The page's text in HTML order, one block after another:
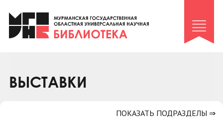
Клуб «Гиря и сельдерей»
Клуб «Семейный архив»
Коллегам
ВЫСТАВКИ
ПОКАЗАТЬ ПОДРАЗДЕЛЫ ⇒